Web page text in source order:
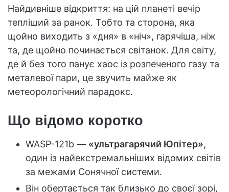
Найдивніше відкриття: на цій планеті вечір
тепліший за ранок. Тобто та сторона, яка
щойно виходить з «дня» в «ніч», гарячіша, ніж
та, де щойно починається світанок. Для світу,
де й без того панує хаос із розпеченого газу та
металевої пари, це звучить майже як
метеорологічний парадокс.
Що відомо коротко
WASP-121b — «ультрагарячий Юпітер»,
один із найекстремальніших відомих світів
за межами Сонячної системи.
Він обертається так близько до своєї зорі,